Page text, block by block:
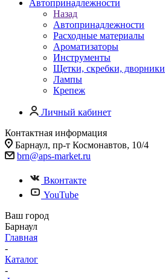
Автопринадлежности
Назад
Автопринадлежности
Расходные материалы
Ароматизаторы
Инструменты
Щетки, скребки, дворники
Лампы
Крепеж
Личный кабинет
Контактная информация
Барнаул, пр-т Космонавтов, 10/4
brn@aps-market.ru
Вконтакте
YouTube
Ваш город
Барнаул
Главная
-
Каталог
-